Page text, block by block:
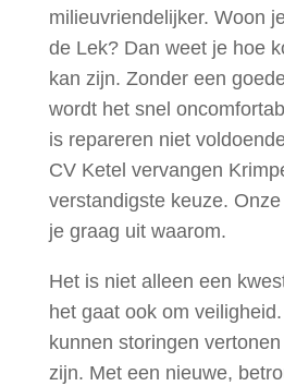
milieuvriendelijker. Woon
de Lek? Dan weet je hoe
kan zijn. Zonder een
wordt het snel
is repareren niet
CV Ketel vervangen
verstandigste keuze.
je graag uit waarom.
Het is niet alleen een
het gaat ook om
kunnen storingen
zijn. Met een nieuwe,